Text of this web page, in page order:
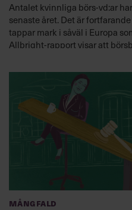
Antalet kvinnliga börs-vd:ar
senaste året. Det är
tappar mark i såväl i Europa
Allbright-rapport visar att
Mångfald